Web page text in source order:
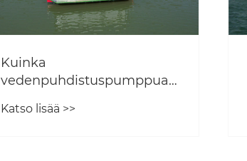
Kuinka
poikkileikkausproomu
toimintaa?
Katso lisää >>